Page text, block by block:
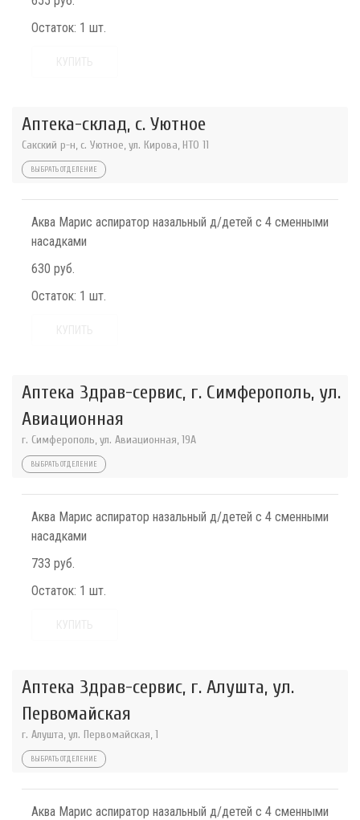
Остаток: 1 шт.
Аптека-склад, с. Уютное
Сакский р-н, с. Уютное, ул. Кирова, НТО 11
ВЫБРАТЬ ОТДЕЛЕНИЕ
Аква Марис аспиратор назальный д/детей с 4 сменными
насадками
630 руб.
Остаток: 1 шт.
Аптека Здрав-сервис, г. Симферополь, ул.
Авиационная
г. Симферополь, ул. Авиационная, 19А
ВЫБРАТЬ ОТДЕЛЕНИЕ
Аква Марис аспиратор назальный д/детей с 4 сменными
насадками
733 руб.
Остаток: 1 шт.
Аптека Здрав-сервис, г. Алушта, ул.
Первомайская
г. Алушта, ул. Первомайская, 1
ВЫБРАТЬ ОТДЕЛЕНИЕ
Аква Марис аспиратор назальный д/детей с 4 сменными